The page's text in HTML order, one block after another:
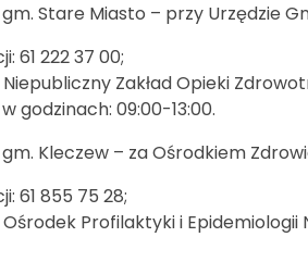
Stare Miasto – przy Urzędzie
61 222 37 00;
Zakład Opieki
godzinach: 09:00-13:00.
Kleczew – za Ośrodkiem
61 855 75 28;
Profilaktyki i Epidemiologii